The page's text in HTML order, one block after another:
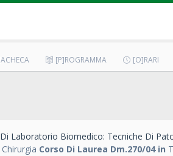
[P]ROGRAMMA [O]RARI
Laboratorio Biomedico: Tecniche Di
Corso Di Laurea Dm.270/04 in